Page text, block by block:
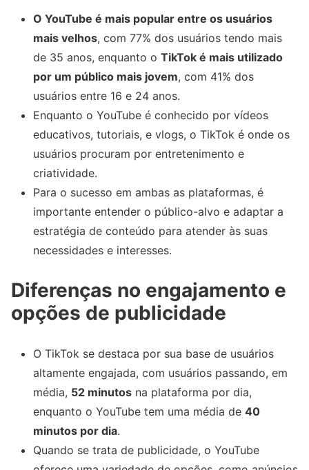
O YouTube é mais popular entre os usuários
mais velhos, com 77% dos usuários tendo mais
de 35 anos, enquanto o TikTok é mais utilizado
por um público mais jovem, com 41% dos
usuários entre 16 e 24 anos.
Enquanto o YouTube é conhecido por vídeos
educativos, tutoriais, e vlogs, o TikTok é onde os
usuários procuram por entretenimento e
criatividade.
Para o sucesso em ambas as plataformas, é
importante entender o público-alvo e adaptar a
estratégia de conteúdo para atender às suas
necessidades e interesses.
Diferenças no engajamento e
opções de publicidade
O TikTok se destaca por sua base de usuários
altamente engajada, com usuários passando, em
média, 52 minutos na plataforma por dia,
enquanto o YouTube tem uma média de 40
minutos por dia.
Quando se trata de publicidade, o YouTube